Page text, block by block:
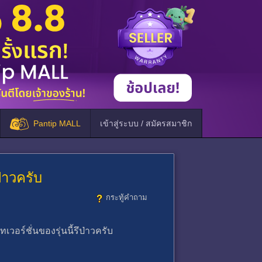
Pantip MALL เข้าสู่ระบบ / สมัครสมาชิก
วครับ
กระทู้คำถาม
เวอร์ชั่นของรุ่นนี้รึป่าวครับ